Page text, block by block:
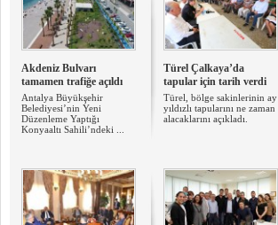
Akdeniz Bulvarı
tamamen trafiğe açıldı
Antalya Büyükşehir
Belediyesi’nin Yeni
Düzenleme Yaptığı
Konyaaltı Sahili’ndeki ...
Türel Çalkaya’da
tapular için tarih verdi
Türel, bölge sakinlerinin ay
yıldızlı tapularını ne zaman
alacaklarını açıkladı.